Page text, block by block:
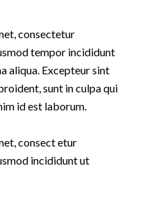
consectetur
tempor incididunt
aliqua. Excepteur sint
sunt in culpa qui
id est laborum.
consect etur
incididunt ut